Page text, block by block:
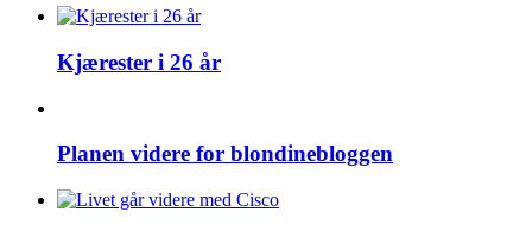
Kjærester i 26 år
Planen videre for blondinebloggen